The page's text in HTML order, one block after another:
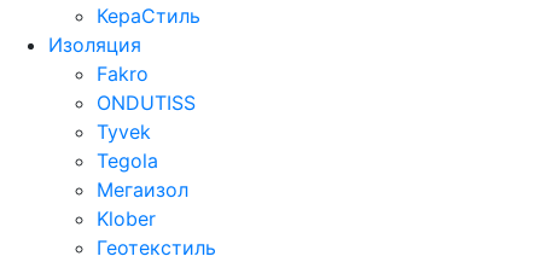
КераСтиль
Изоляция
Fakro
ONDUTISS
Tyvek
Tegola
Мегаизол
Klober
Геотекстиль